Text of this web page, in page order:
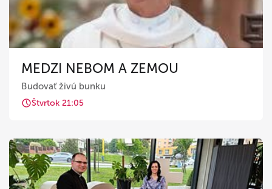
MEDZI NEBOM A ZEMOU
Budovať živú bunku
Štvrtok 21:05